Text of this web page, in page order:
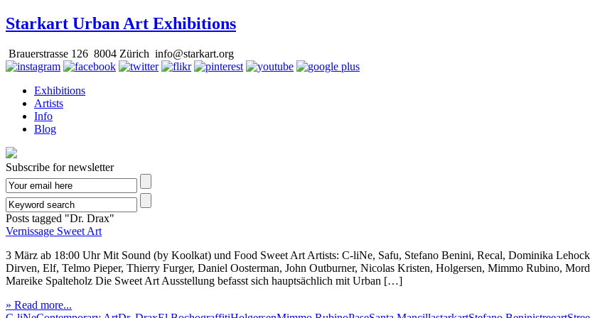
Starkart Urban Art Exhibitions
Brauerstrasse 126 8004 Zürich info@starkart.org
Exhibitions
Artists
Info
Blog
Subscribe for newsletter
Posts tagged "Dr. Drax"
Vernissage Sweet Art
3 März ab 18:00 Uhr Mit Sound (by Koolkat) und Food Sweet Art Artists: C-liNe, Safu, Stefano Benini, Recal, Dominika
Dirven, Elf, Telmo Pieper, Thierry Furger, Daniel Oosterman, John Outburner, Nicolas Kristen, Holgersen, Mimmo Rubino,
Mareike Spalteholz Die Sweet Art Ausstellung befasst sich hauptsächlich mit Urban […]
» Read more...